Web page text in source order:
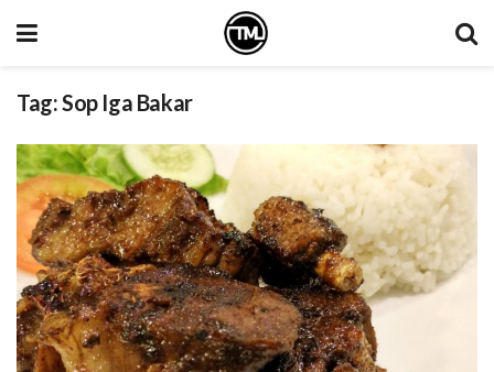
Tag:Sop Iga Bakar